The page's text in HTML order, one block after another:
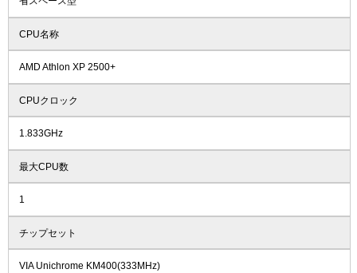
CPU名称
AMD Athlon XP 2500+
CPUクロック
1.833GHz
最大CPU数
1
チップセット
VIA Unichrome KM400(333MHz)